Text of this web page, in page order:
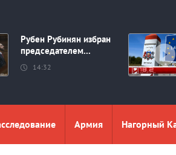
Рубен Рубинян избран
председателем...
14:32
Aрмия Нагорный